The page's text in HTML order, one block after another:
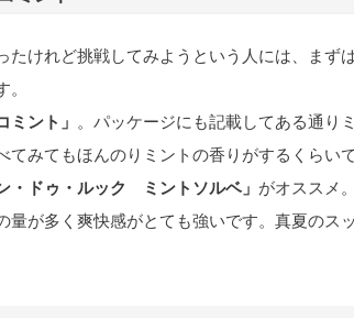
けれど挑戦してみようという人には、まず
ント」 。パッケージにも記載してある通り
みてもほんのりミントの香りがするくらい
・ドゥ・ルック ミントソルベ」 がオススメ
が多く爽快感がとても強いです。真夏のス